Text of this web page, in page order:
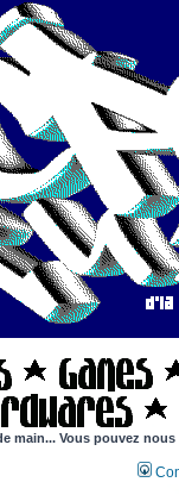
main... Vous pouvez